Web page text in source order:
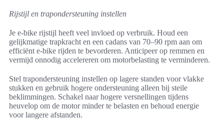
Rijstijl en trapondersteuning instellen
Je e-bike rijstijl heeft veel invloed op verbruik. Houd een
gelijkmatige trapkracht en een cadans van 70–90 rpm aan om
efficiënt e-bike rijden te bevorderen. Anticipeer op remmen en
vermijd onnodig accelereren om motorbelasting te verminderen.
Stel trapondersteuning instellen op lagere standen voor vlakke
stukken en gebruik hogere ondersteuning alleen bij steile
beklimmingen. Schakel naar hogere versnellingen tijdens
heuvelop om de motor minder te belasten en behoud energie
voor langere afstanden.